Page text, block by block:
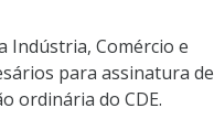
Indústria, Comércio e
para assinatura de
ordinária do CDE.